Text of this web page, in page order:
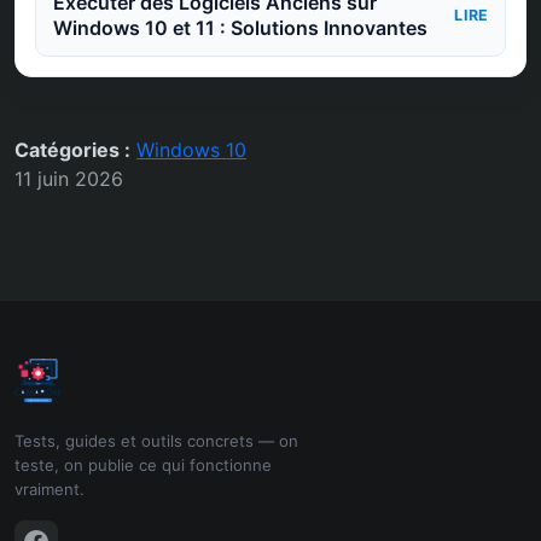
Windows 10 et 11 : Solutions Innovantes
LIRE
Catégories : Windows 10
11 juin 2026
Tests, guides et outils concrets — on
teste, on publie ce qui fonctionne
vraiment.